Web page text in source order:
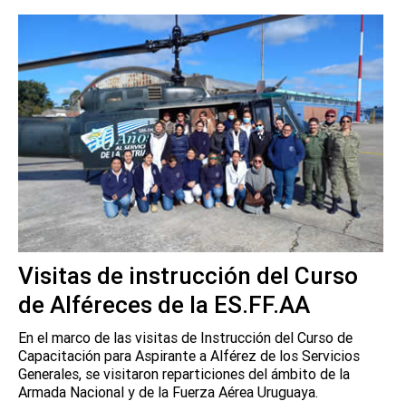
Visitas de instrucción del Curso
de Alféreces de la ES.FF.AA
En el marco de las visitas de Instrucción del Curso de
Capacitación para Aspirante a Alférez de los Servicios
Generales, se visitaron reparticiones del ámbito de la
Armada Nacional y de la Fuerza Aérea Uruguaya.